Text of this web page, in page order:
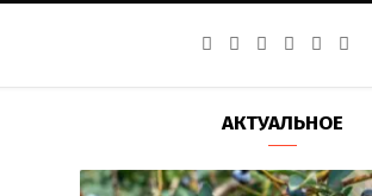
k
a
g
a
m
g
r
a
m
u
b
т
е
АКТУАЛЬНОЕ